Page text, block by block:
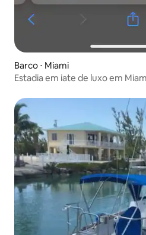
Barco ⋅ Miami
Estadia em iate de luxo em